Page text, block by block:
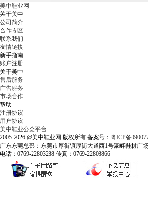
美中鞋业网
关于美中
公司简介
合作专区
联系我们
友情链接
新手指南
账户注册
关于美中
售后服务
广告服务
市场合作
帮助
注册协议
用户协议
美中鞋业公众平台
2005-2026 @美中鞋业网 版权所有 备案号： 粤ICP备
广东东莞总部：东莞市厚街镇厚街大道西1号濠畔鞋材广
电话：0769-22803288 传真：0769-22808866